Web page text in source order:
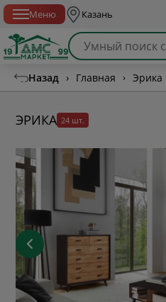
Меню Казань
Назад › Главная › Эрика
ЭРИКА 24 шт.